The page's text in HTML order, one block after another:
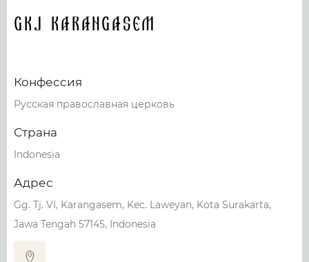
GKJ Karangasem
Конфессия
Русская православная церковь
Страна
Indonesia
Адрес
Gg. Tj. VI, Karangasem, Kec. Laweyan, Kota Surakarta,
Jawa Tengah 57145, Indonesia